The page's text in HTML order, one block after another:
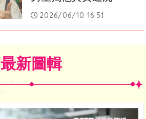
2026/06/10 16:51
最新圖輯